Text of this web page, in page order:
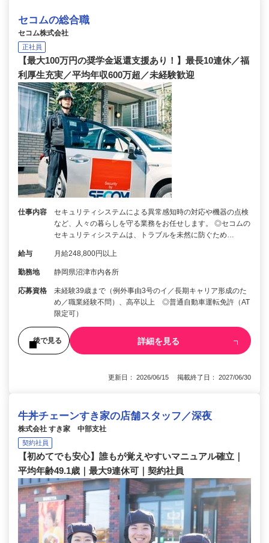
セコムの総合職
セコム株式会社
正社員
【最大100万円の奨学金返還支援あり！】最長10連休／福
利厚生充実／平均年収600万超／未経験歓迎
仕事内容
セキュリティシステムによる異常感知時の対応や機器の点検
など、人々の暮らしを守る業務をお任せします。 ◎セコムの
セキュリティシステムは、トラブルを未然に防ぐため…
給与 月給248,800円以上
勤務地 静岡県沼津市内各所
応募資格
未経験39歳まで（例外事由3号のイ／長期キャリア形成のた
め／職業経験不問）、高卒以上 ◎普通自動車運転免許（AT
限定可）
後で見る 詳細を見る
更新日： 2026/06/15 掲載終了日： 2027/06/30
牛丼チェーンすき家の店舗スタッフ／深夜
株式会社 すき家 中部支社
契約社員
【初めてでも安心】誰もが覚えやすいマニュアル確立｜
平均年齢49.1歳｜最大9連休可｜契約社員